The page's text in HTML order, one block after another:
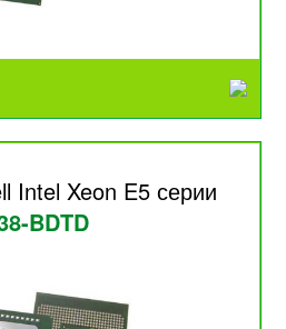
Intel Xeon E5 серии
BDTD